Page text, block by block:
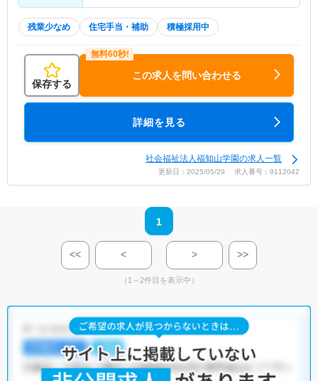
残業少なめ 住宅手当・補助 積極採用中
保存する
この求人を問い合わせる
詳細を見る
社会福祉法人福知山学園の求人一覧
更新日：2025/05/29 求人番号：9112042
1
<< < > >>
（1～2件目を表示中）